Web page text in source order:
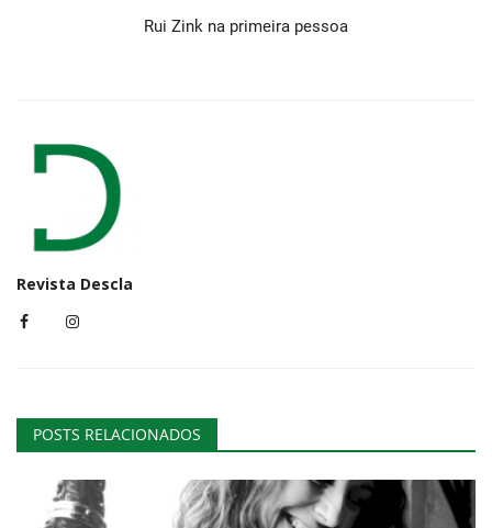
Rui Zink na primeira pessoa
Revista Descla
POSTS RELACIONADOS